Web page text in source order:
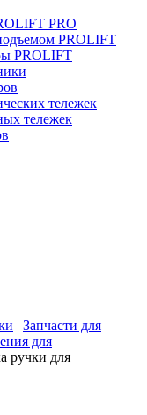
PRO
PROLIFT
PROLIFT
тележек
тележек
| Запчасти для
для
ручки для